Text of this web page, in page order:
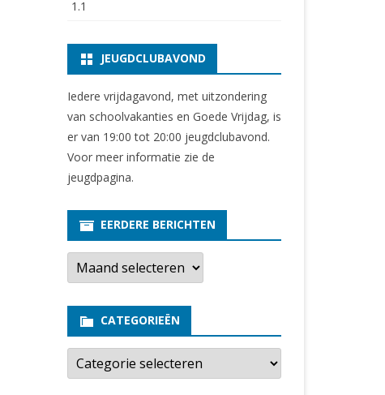
1.1
JEUGDCLUBAVOND
Iedere vrijdagavond, met uitzondering
van schoolvakanties en Goede Vrijdag, is
er van 19:00 tot 20:00 jeugdclubavond.
Voor meer informatie zie de
jeugdpagina.
EERDERE BERICHTEN
E
r
e
e
b
r
CATEGORIEËN
C
t